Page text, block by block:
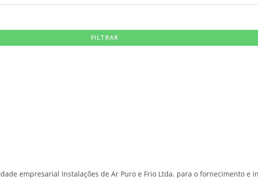
empresarial Instalações de Ar Puro e Frio Ltda. para o fornecimento